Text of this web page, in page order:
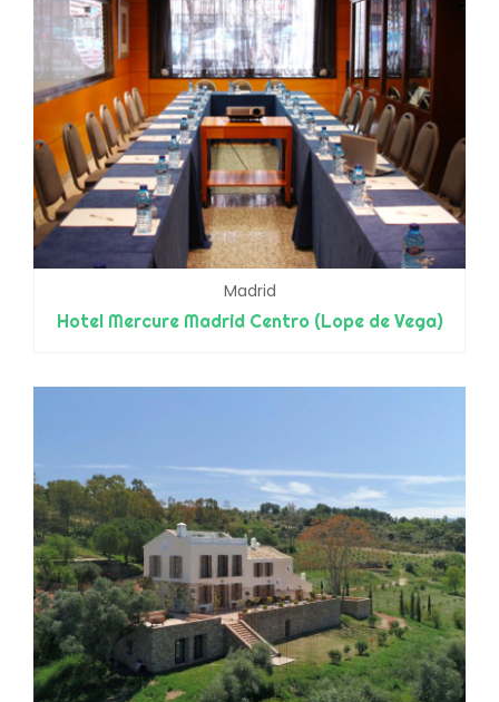
Madrid
Hotel Mercure Madrid Centro (Lope de Vega)